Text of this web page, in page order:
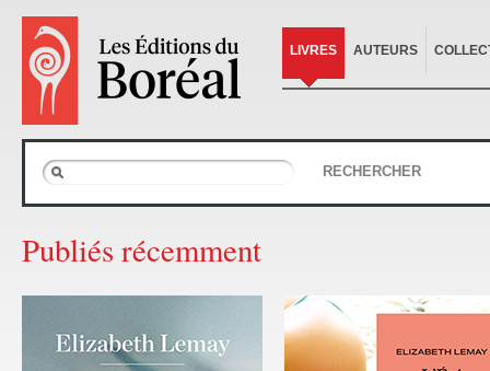
LIVRES AUTEURS
RECHERCHER
Publiés récemment